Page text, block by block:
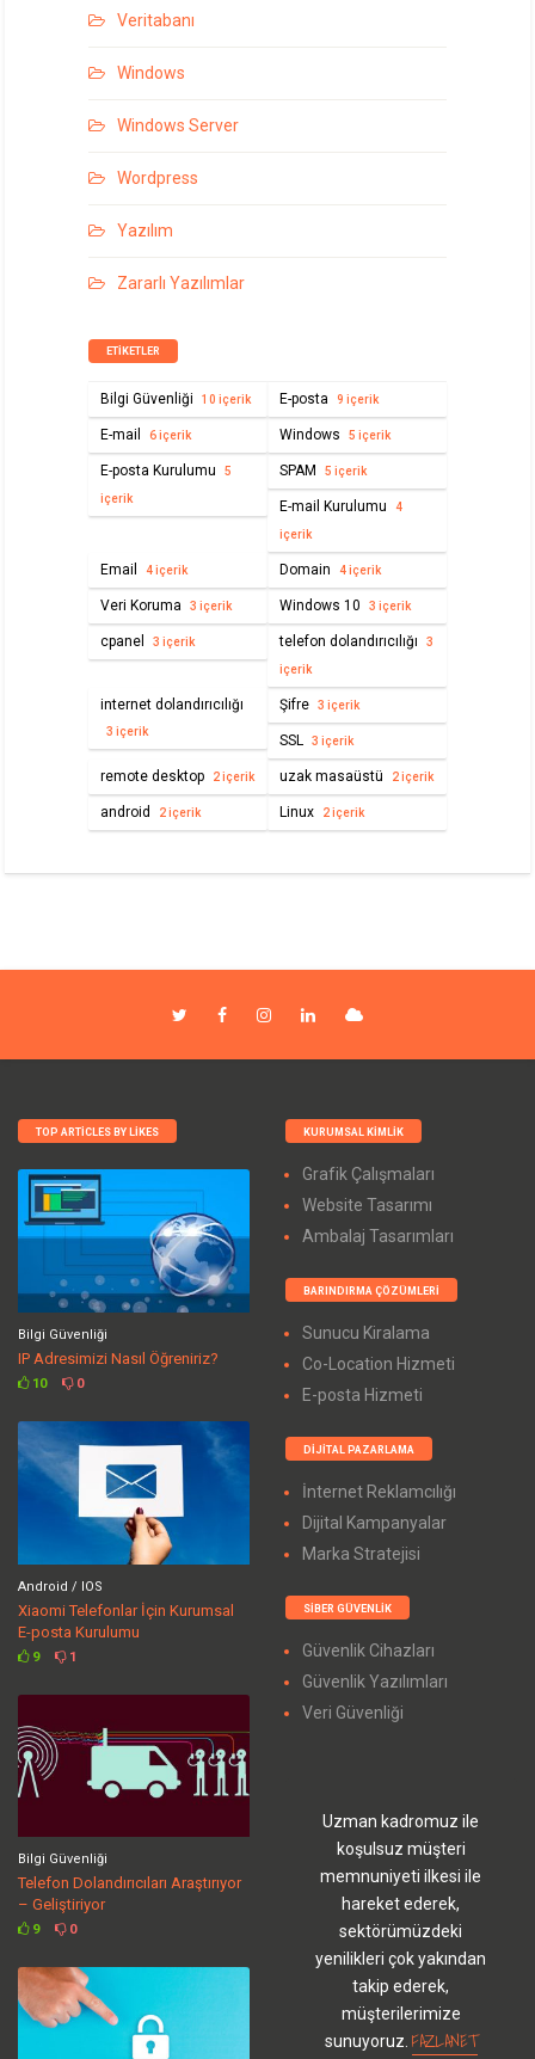
Veritabanı
Windows
Windows Server
Wordpress
Yazılım
Zararlı Yazılımlar
ETIKETLER
Bilgi Güvenliği 10 içerik E-posta 9 içerik
E-mail 6 içerik Windows 5 içerik
E-posta Kurulumu 5
içerik
SPAM 5 içerik
E-mail Kurulumu 4
içerik
Email 4 içerik Domain 4 içerik
Veri Koruma 3 içerik Windows 10 3 içerik
cpanel 3 içerik telefon dolandırıcılığı 3
içerik
internet dolandırıcılığı
3 içerik
Şifre 3 içerik
SSL 3 içerik
remote desktop 2 içerik uzak masaüstü 2 içerik
android 2 içerik Linux 2 içerik
TOP ARTICLES BY LIKES
Bilgi Güvenliği
IP Adresimizi Nasıl Öğreniriz?
10 0
Android / IOS
Xiaomi Telefonlar İçin Kurumsal
E-posta Kurulumu
9 1
Bilgi Güvenliği
Telefon Dolandırıcıları Araştırıyor
– Geliştiriyor
9 0
KURUMSAL KIMLIK
Grafik Çalışmaları
Website Tasarımı
Ambalaj Tasarımları
BARINDIRMA ÇÖZÜMLERI
Sunucu Kiralama
Co-Location Hizmeti
E-posta Hizmeti
DIJITAL PAZARLAMA
İnternet Reklamcılığı
Dijital Kampanyalar
Marka Stratejisi
SIBER GÜVENLIK
Güvenlik Cihazları
Güvenlik Yazılımları
Veri Güvenliği
Uzman kadromuz ile
koşulsuz müşteri
memnuniyeti ilkesi ile
hareket ederek,
sektörümüzdeki
yenilikleri çok yakından
takip ederek,
müşterilerimize
sunuyoruz. FAZLANET